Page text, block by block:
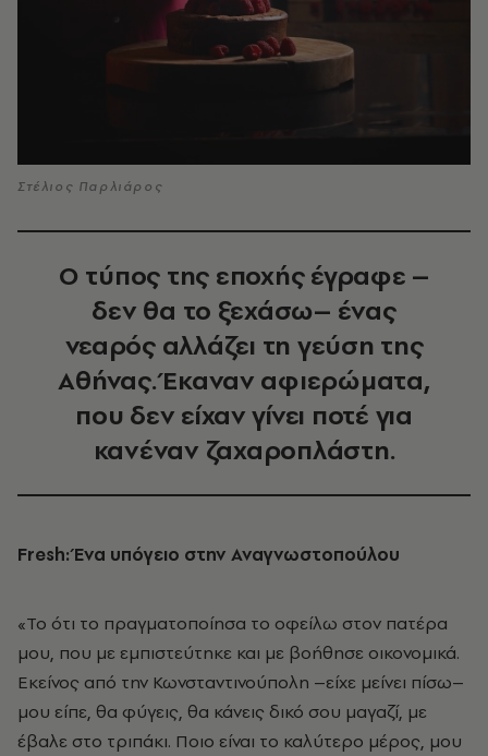
Στέλιος Παρλιάρος
Ο τύπος της εποχής έγραφε –
δεν θα το ξεχάσω– ένας
νεαρός αλλάζει τη γεύση της
Αθήνας. Έκαναν αφιερώματα,
που δεν είχαν γίνει ποτέ για
κανέναν ζαχαροπλάστη.
Fresh: Ένα υπόγειο στην Αναγνωστοπούλου
«Το ότι το πραγματοποίησα το οφείλω στον πατέρα
μου, που με εμπιστεύτηκε και με βοήθησε οικονομικά.
Εκείνος από την Κωνσταντινούπολη –είχε μείνει πίσω–
μου είπε, θα φύγεις, θα κάνεις δικό σου μαγαζί, με
έβαλε στο τριπάκι. Ποιο είναι το καλύτερο μέρος, μου